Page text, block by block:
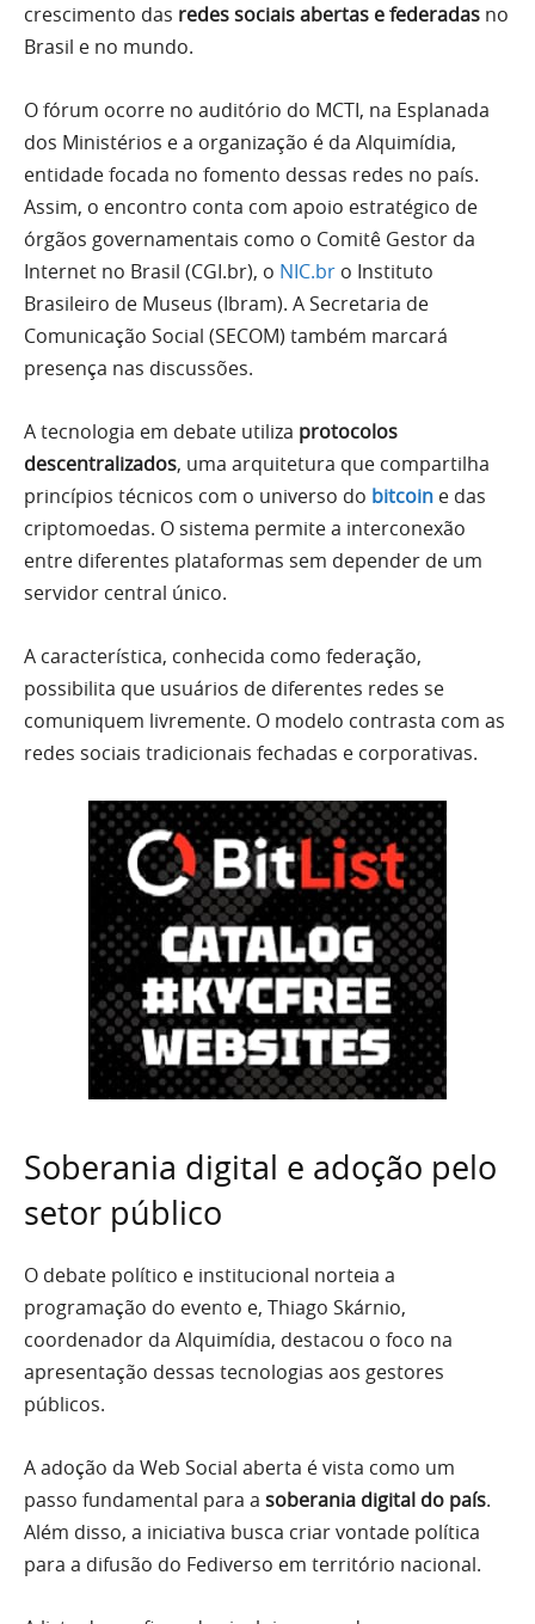
crescimento das redes sociais abertas e federadas no
Brasil e no mundo.
O fórum ocorre no auditório do MCTI, na Esplanada
dos Ministérios e a organização é da Alquimídia,
entidade focada no fomento dessas redes no país.
Assim, o encontro conta com apoio estratégico de
órgãos governamentais como o Comitê Gestor da
Internet no Brasil (CGI.br), o NIC.br o Instituto
Brasileiro de Museus (Ibram). A Secretaria de
Comunicação Social (SECOM) também marcará
presença nas discussões.
A tecnologia em debate utiliza protocolos
descentralizados, uma arquitetura que compartilha
princípios técnicos com o universo do bitcoin e das
criptomoedas. O sistema permite a interconexão
entre diferentes plataformas sem depender de um
servidor central único.
A característica, conhecida como federação,
possibilita que usuários de diferentes redes se
comuniquem livremente. O modelo contrasta com as
redes sociais tradicionais fechadas e corporativas.
Soberania digital e adoção pelo
setor público
O debate político e institucional norteia a
programação do evento e, Thiago Skárnio,
coordenador da Alquimídia, destacou o foco na
apresentação dessas tecnologias aos gestores
públicos.
A adoção da Web Social aberta é vista como um
passo fundamental para a soberania digital do país.
Além disso, a iniciativa busca criar vontade política
para a difusão do Fediverso em território nacional.